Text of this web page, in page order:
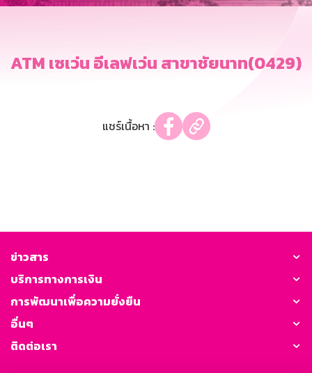
บริการออนไลน์
GSB Society
ATM เซเว่น อีเลฟเว่น สาขาชัยนาท(0429)
แชร์เนื้อหา :
ข่าวสาร
บริการทางการเงิน
การพัฒนาเพื่อความยั่งยืน
อื่นๆ
ติดต่อเรา